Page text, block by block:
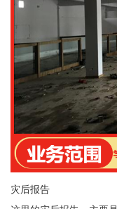
灾后报告